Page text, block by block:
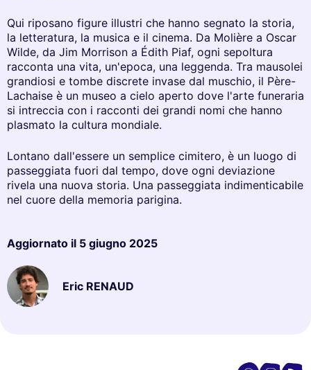
Qui riposano figure illustri che hanno segnato la storia,
la letteratura, la musica e il cinema. Da Molière a Oscar
Wilde, da Jim Morrison a Édith Piaf, ogni sepoltura
racconta una vita, un'epoca, una leggenda. Tra mausolei
grandiosi e tombe discrete invase dal muschio, il Père-
Lachaise è un museo a cielo aperto dove l'arte funeraria
si intreccia con i racconti dei grandi nomi che hanno
plasmato la cultura mondiale.
Lontano dall'essere un semplice cimitero, è un luogo di
passeggiata fuori dal tempo, dove ogni deviazione
rivela una nuova storia. Una passeggiata indimenticabile
nel cuore della memoria parigina.
Aggiornato il 5 giugno 2025
Eric RENAUD